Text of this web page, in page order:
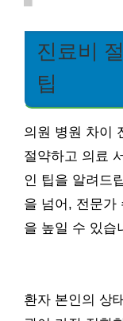
진료비
팁
의원 병원 차이
절약하고 의료
인 팁을 알려드
을 넘어, 전문가
을 높일 수 있습
환자 본인의 상